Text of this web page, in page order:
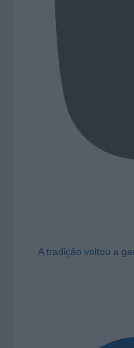
A tradição voltou a